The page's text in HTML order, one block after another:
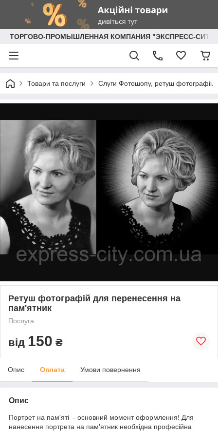
ТОРГОВО-ПРОМЫШЛЕННАЯ КОМПАНИЯ "ЭКСПРЕСС-СИТИ"
Товари та послуги Слуги Фотошопу, ретуш фотографii.
Ретуш фотографій для перенесення на
пам'ятник
Послуга
від 150 ₴
Опис Оплата Умови повернення
Опис
Портрет на пам'яті - основний момент оформлення! Для
нанесення портрета на пам'ятник необхідна професійна